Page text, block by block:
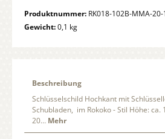
Produktnummer: RK018-102B-MMA-
Gewicht:0,1 kg
Beschreibung
Schlüsselschild Hochkant mit
Schubladen, im Rokoko - Stil Höhe: ca.
20… Mehr